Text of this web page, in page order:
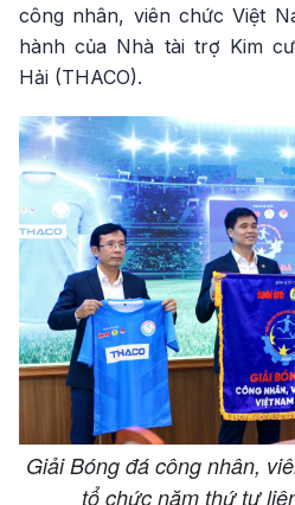
công nhân, viên chức Việt
hành của Nhà tài trợ Kim
Hải (THACO).
Giải Bóng đá công nhân,
tổ chức năm thứ tư